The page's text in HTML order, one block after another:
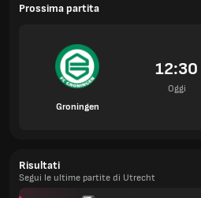
Prossima partita
Groningen
12:30
Oggi
Risultati
Segui le ultime partite di Utrecht